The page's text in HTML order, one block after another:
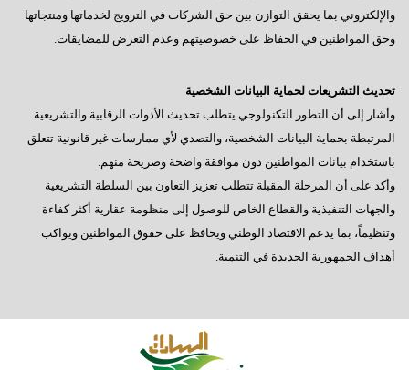
والإلكتروني بما يحقق التوازن بين حق الشركات في الترويج لخدماتها ومنتجاتها
وحق المواطنين في الحفاظ على خصوصيتهم وعدم التعرض للمضايقات.
تحديث التشريعات لحماية البيانات الشخصية
وأشار إلى أن التطور التكنولوجي يتطلب تحديث الأدوات الرقابية والتشريعية
المرتبطة بحماية البيانات الشخصية، والتصدي لأي ممارسات غير قانونية تتعلق
باستخدام بيانات المواطنين دون موافقة واضحة وصريحة منهم.
وأكد على أن المرحلة المقبلة تتطلب تعزيز التعاون بين السلطة التشريعية
والجهات التنفيذية والقطاع الخاص للوصول إلى منظومة عقارية أكثر كفاءة
وتنظيماً، بما يدعم الاقتصاد الوطني ويحافظ على حقوق المواطنين ويواكب
أهداف الجمهورية الجديدة في التنمية.